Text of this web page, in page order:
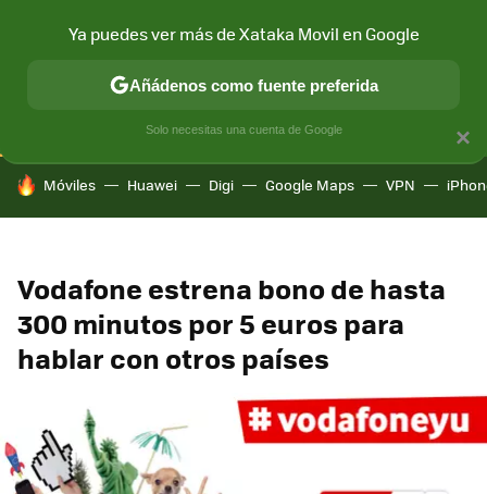
CONECTIVIDAD MÓVIL Y SOCIEDAD APLICACIONES
HOY SE HABLA DE
Móviles Huawei Digi Google Maps VPN
Vodafone estrena bono de hasta
300 minutos por 5 euros para
hablar con otros países
×
Ya puedes ver más de Xataka Movil en Google
Añádenos como fuente preferida
Solo necesitas una cuenta de Google